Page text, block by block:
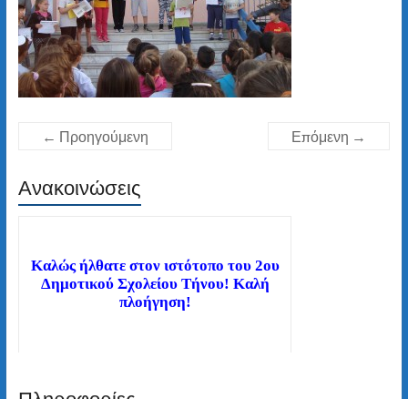
← Προηγούμενη Επόμενη →
Ανακοινώσεις
Καλώς ήλθατε στον ιστότοπο του 2ου
Δημοτικού Σχολείου Τήνου! Καλή
πλοήγηση!